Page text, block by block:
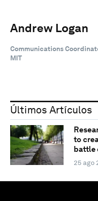
Andrew Logan
Communications
MIT
Últimos Artículos
to
battle
25 ago